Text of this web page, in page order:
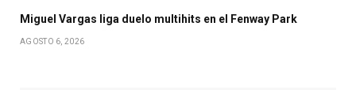
Miguel Vargas liga duelo multihits en el Fenway Park
AGOSTO 6, 2026